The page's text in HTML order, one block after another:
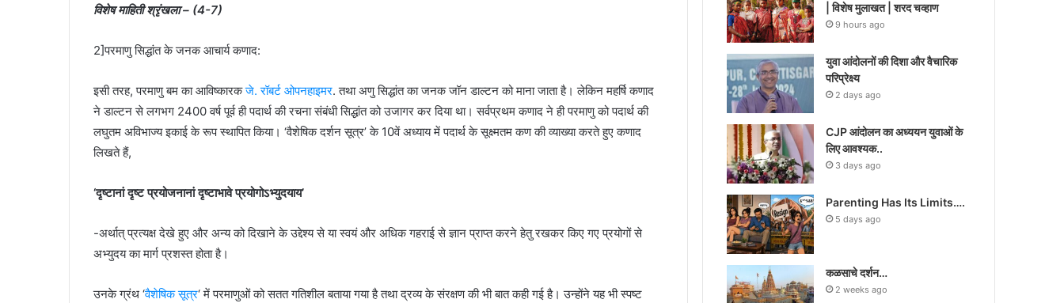
विशेष माहिती श्रृंखला – (4-7)
2]परमाणु सिद्धांत के जनक आचार्य कणाद:
इसी तरह, परमाणु बम का आविष्कारकजे. रॉबर्ट ओपनहाइमर. तथा अणु सिद्धांत का जनक जॉन डाल्टन को माना जाता है। लेकिन महर्षि कणाद
ने डाल्टन से लगभग 2400 वर्ष पूर्व ही पदार्थ की रचना संबंधी सिद्धांत को उजागर कर दिया था। सर्वप्रथम कणाद ने ही परमाणु को पदार्थ की
लघुतम अविभाज्य इकाई के रूप स्थापित किया। ‘वैशेषिक दर्शन सूत्र’ के 10वें अध्याय में पदार्थ के सूक्ष्मतम कण की व्याख्या करते हुए कणाद
लिखते हैं,
‘दृष्टानां दृष्ट प्रयोजनानां दृष्टाभावे प्रयोगोऽभ्युदयाय’
-अर्थात् प्रत्यक्ष देखे हुए और अन्य को दिखाने के उद्देश्य से या स्वयं और अधिक गहराई से ज्ञान प्राप्त करने हेतु रखकर किए गए प्रयोगों से
अभ्युदय का मार्ग प्रशस्त होता है।
उनके ग्रंथ ‘वैशेषिक सूत्र‘ में परमाणुओं को सतत गतिशील बताया गया है तथा द्रव्य के संरक्षण की भी बात कही गई है। उन्होंने यह भी स्पष्ट
| विशेष मुलाखत | शरद चव्हाण
9 hours ago
युवा आंदोलनों की दिशा और वैचारिक
परिप्रेक्ष्य
2 days ago
CJP आंदोलन का अध्ययन युवाओं के
लिए आवश्यक..
3 days ago
Parenting Has Its Limits….
5 days ago
कळसाचे दर्शन…
2 weeks ago